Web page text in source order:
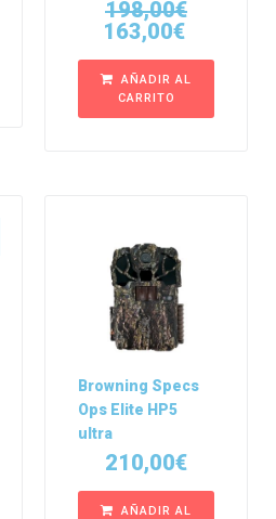
198,00€
163,00€
AÑADIR AL
CARRITO
Browning Specs
Ops Elite HP5
ultra
210,00€
AÑADIR AL